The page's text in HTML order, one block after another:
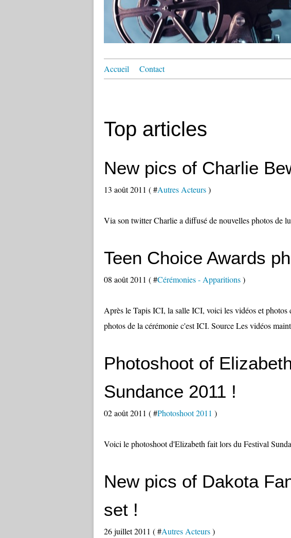
Accueil Contact
Top articles
New pics of Charlie
13 août 2011 ( #Autres Acteurs)
Via son twitter Charlie a diffusé de nouvelles photos de
Teen Choice Awards
08 août 2011 ( #Cérémonies - Apparitions)
Après le Tapis ICI, la salle ICI, voici les vidéos et photos
photos de la cérémonie c'est ICI. Source Les vidéos
Photoshoot of
Sundance 2011 !
02 août 2011 ( #Photoshoot 2011 )
Voici le photoshoot d'Elizabeth fait lors du Festival
New pics of Dakota
set !
26 juillet 2011 ( #Autres Acteurs)